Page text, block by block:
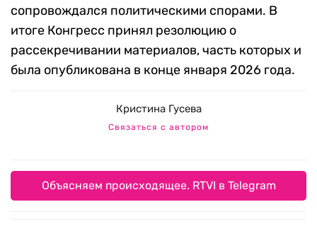
сопровождался политическими спорами. В
итоге Конгресс принял резолюцию о
рассекречивании материалов, часть которых и
была опубликована в конце января 2026 года.
Кристина Гусева
Связаться с автором
Объясняем происходящее. RTVI в Telegram